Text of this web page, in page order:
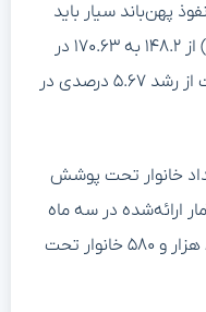
پهن‌باند سیار باید
گفت در بهار سال گذشته (۱۴۰۲-۱۴۰۳) از ۱۴۸.۲ به ۱۷۰.۶۳ در
بهار سال ۱۴۰۳ رسیده است که حکایت از رشد ۵.۶۷ درصدی در
خانوار تحت پوشش
ارائه‌شده در سه ماه
سوم سال جاری هشت میلیون و ۸۸۳ هزار و ۵۸۰ خانوار تحت